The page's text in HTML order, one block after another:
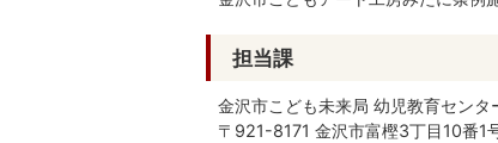
担当課
金沢市こども未来局 幼児教育センタ
〒921-8171 金沢市富樫3丁目10番1